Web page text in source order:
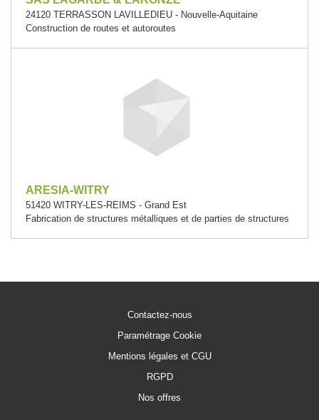
24120 TERRASSON LAVILLEDIEU - Nouvelle-Aquitaine
Construction de routes et autoroutes
ARESIA-WITRY
51420 WITRY-LES-REIMS - Grand Est
Fabrication de structures métalliques et de parties de structures
Contactez-nous
Paramétrage Cookie
Mentions légales et CGU
RGPD
Nos offres